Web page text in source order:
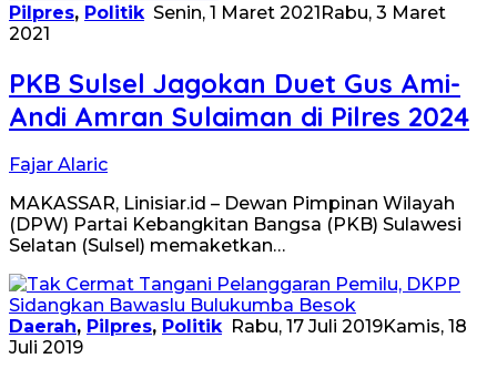
Pilpres, Politik Senin, 1 Maret 2021Rabu, 3 Maret
2021
PKB Sulsel Jagokan Duet Gus Ami-
Andi Amran Sulaiman di Pilres 2024
Fajar Alaric
MAKASSAR, Linisiar.id – Dewan Pimpinan Wilayah
(DPW) Partai Kebangkitan Bangsa (PKB) Sulawesi
Selatan (Sulsel) memaketkan…
Daerah, Pilpres, Politik Rabu, 17 Juli 2019Kamis, 18
Juli 2019